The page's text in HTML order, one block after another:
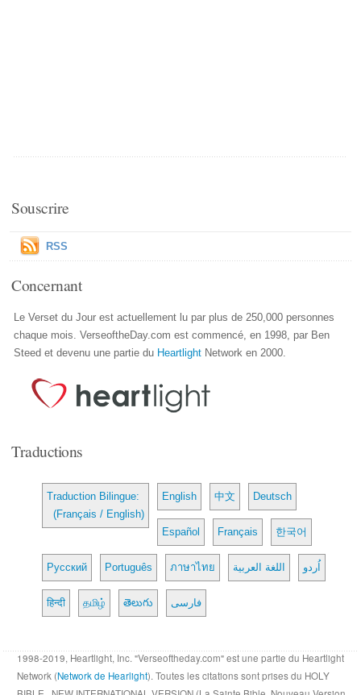
Souscrire
RSS
Concernant
Le Verset du Jour est actuellement lu par plus de 250,000 personnes
chaque mois. VerseoftheDay.com est commencé, en 1998, par Ben
Steed et devenu une partie du Heartlight Network en 2000.
Traductions
Traduction Bilingue:
(Français / English)
English 中文 Deutsch
Español Français 한국어
Русский Português ภาษาไทย اللغة العربية اُردو
हिन्दी தமிழ் తెలుగు فارسی
1998-2019, Heartlight, Inc. "Verseoftheday.com" est une partie du Heartlight
Network (Network de Hearlight). Toutes les citations sont prises du HOLY